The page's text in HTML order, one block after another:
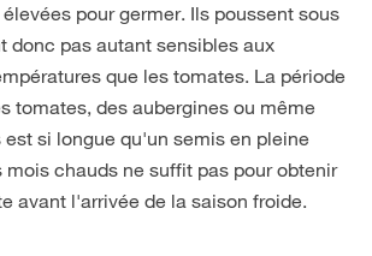
pour germer. Ils poussent sous
donc pas autant sensibles aux
que les tomates. La période
tomates, des aubergines ou même
si longue qu'un semis en pleine
mois chauds ne suffit pas pour obtenir
avant l'arrivée de la saison froide.